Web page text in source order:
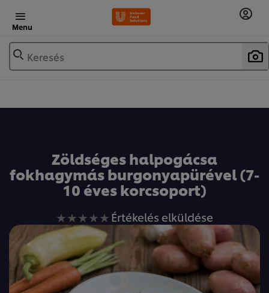
Menu
Keresés
Zöldséges halpogácsa
fokhagymás burgonyapürével (7-
10 éves korcsoport)
Nem
küldtek
be
értékelést
ehhez
Értékelés elküldése